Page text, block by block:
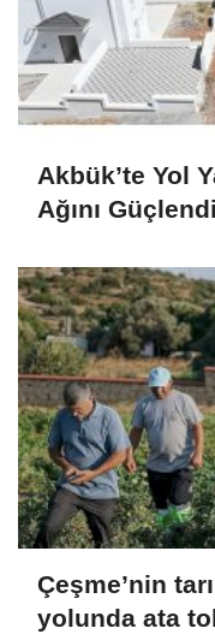
Akbük’te Yol
Ağını
Çeşme’nin
yolunda ata